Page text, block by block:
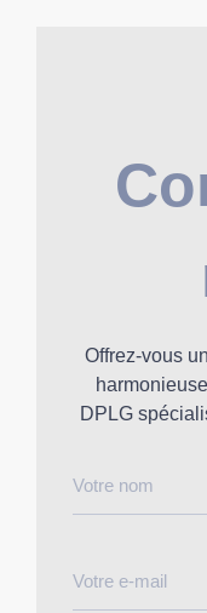
Offrez-vous
DPLG